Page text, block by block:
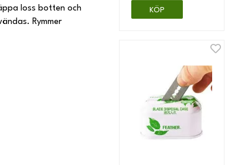
loss botten och
Rymmer
KÖP